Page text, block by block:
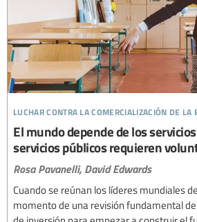
luchar contra la comercialización de la
El mundo depende de los
servicios públicos requieren
Rosa Pavanelli, David Edwards
Cuando se reúnan los líderes mundiales
momento de una revisión fundamental